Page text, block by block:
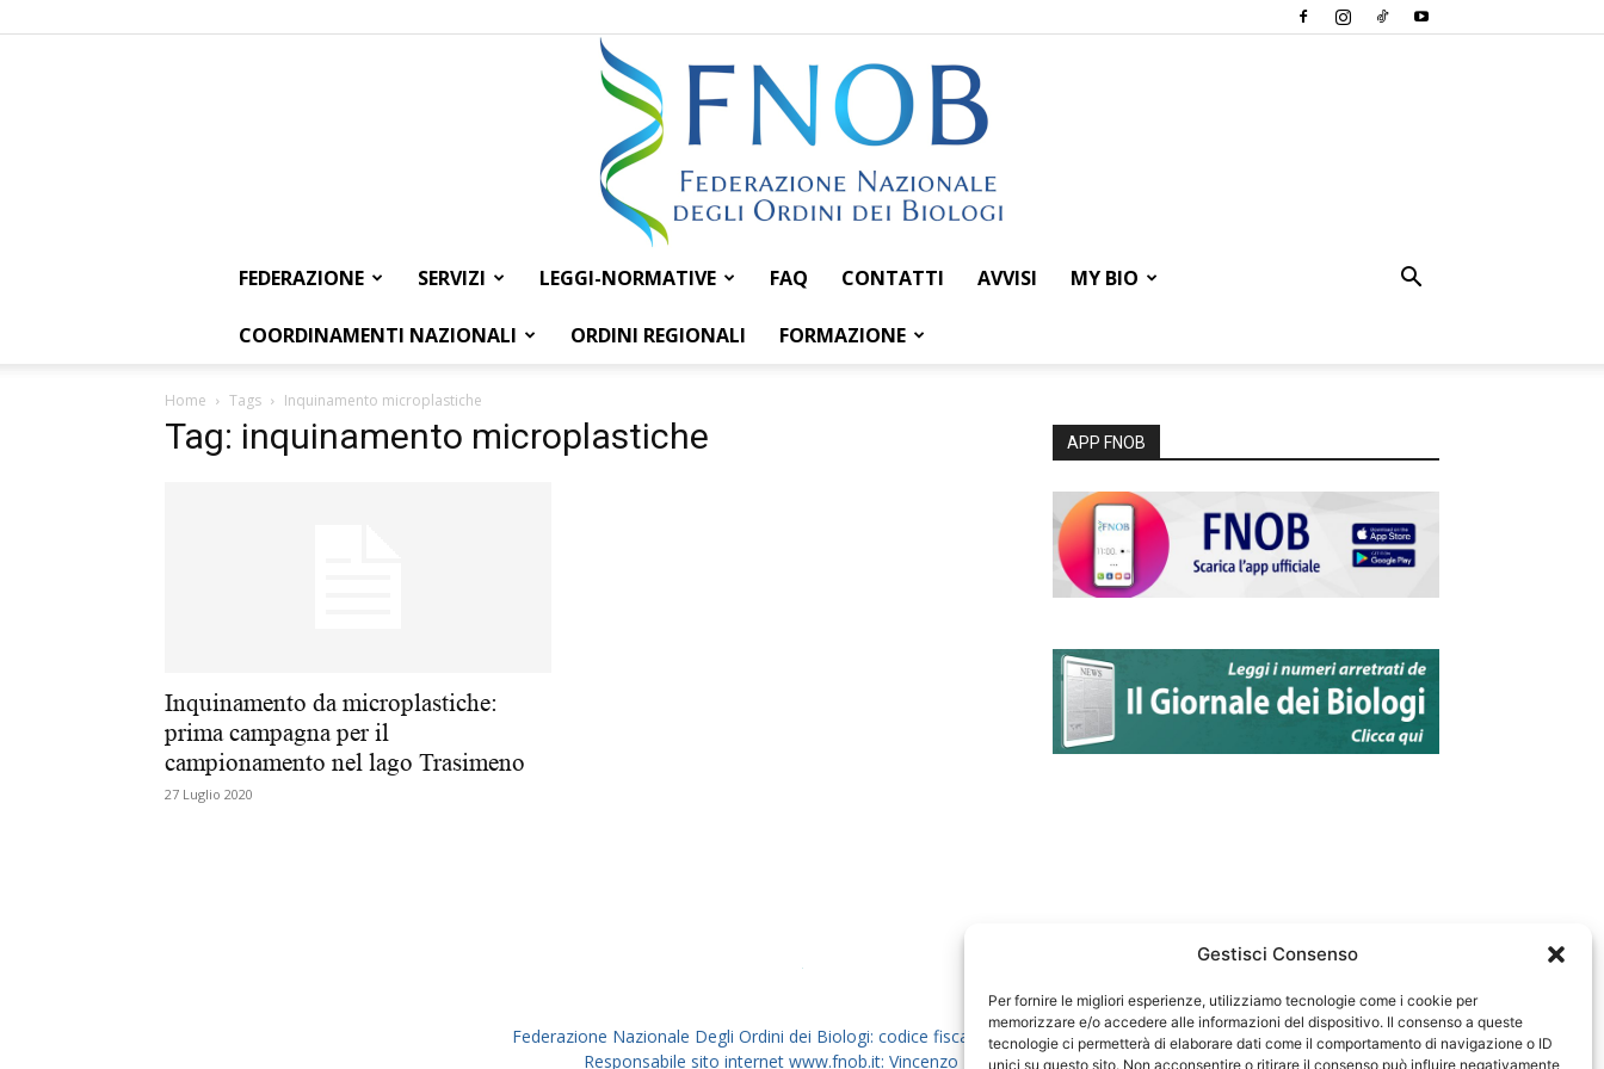
Gestisci Consenso
Per fornire le migliori esperienze, utilizziamo tecnologie come i cookie per
memorizzare e/o accedere alle informazioni del dispositivo. Il consenso a queste
tecnologie ci permetterà di elaborare dati come il comportamento di navigazione o ID
unici su questo sito. Non acconsentire o ritirare il consenso può influire negativamente
Federazione
FEDERAZIONE SERVIZI LEGGI-NORMATIVE FAQ CONTATTI AVVISI MY BIO
COORDINAMENTI NAZIONALI ORDINI REGIONALI FORMAZIONE
Home Tags Inquinamento microplastiche
Tag: inquinamento microplastiche
Inquinamento da microplastiche:
prima campagna per il
campionamento nel lago Trasimeno
27 Luglio 2020
APP FNOB
Federazione Nazionale Degli Ordini dei Biologi: codice fiscale 80069130583
Responsabile sito internet www.fnob.it: Vincenzo D'Anna